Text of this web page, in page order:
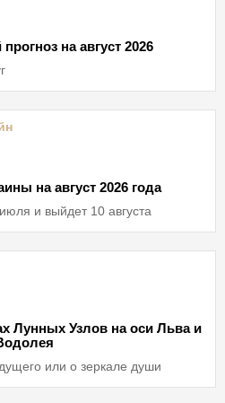
на август 2026
на август 2026 года
и выйдет 10 августа
Лунных Узлов на оси Льва и
или о зеркале души